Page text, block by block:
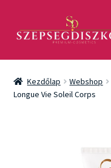
aa
Akció
Csomagok
Kezdőlap Webshop
Longue Vie Soleil Corps